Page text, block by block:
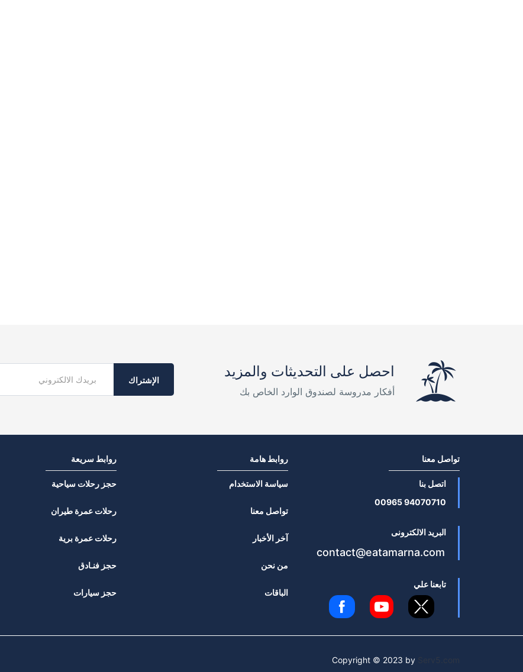
احصل على التحديثات والمزيد
أفكار مدروسة لصندوق الوارد الخاص بك
الإشتراك
تواصل معنا
اتصل بنا
94070710 00965
البريد الالكترونى
contact@eatamarna.com
تابعنا علي
روابط هامة
سياسة الاستخدام
تواصل معنا
آخر الأخبار
من نحن
الباقات
روابط سريعة
حجز رحلات سياحية
رحلات عمرة طيران
رحلات عمرة برية
حجز فنـادق
حجز سيارات
Copyright © 2023 by